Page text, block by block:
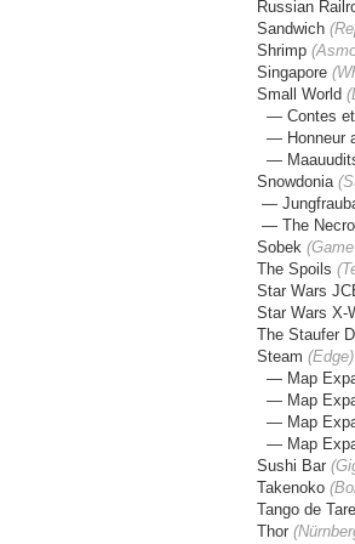
Russian
Sandwich
Shrimp (
Singapore (
Small World
— Contes et
— Honneur
—
Snowdonia
—
— The
Sobek (
The Spoils
Star Wars
Star Wars X-
The Staufer
Steam (Edge)
— Map
— Map
— Map
— Map
Sushi Bar
Takenoko
Tango de
Thor